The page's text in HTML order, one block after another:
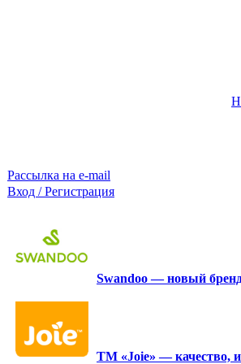
Рассылка на e-mail
Вход / Регистрация
Swandoo — новый бренд
ТМ «Joie» — качество,